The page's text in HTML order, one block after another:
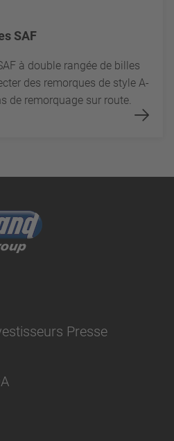
SAF
à double rangée de billes
des remorques de style A-
de remorquage sur route.
Presse